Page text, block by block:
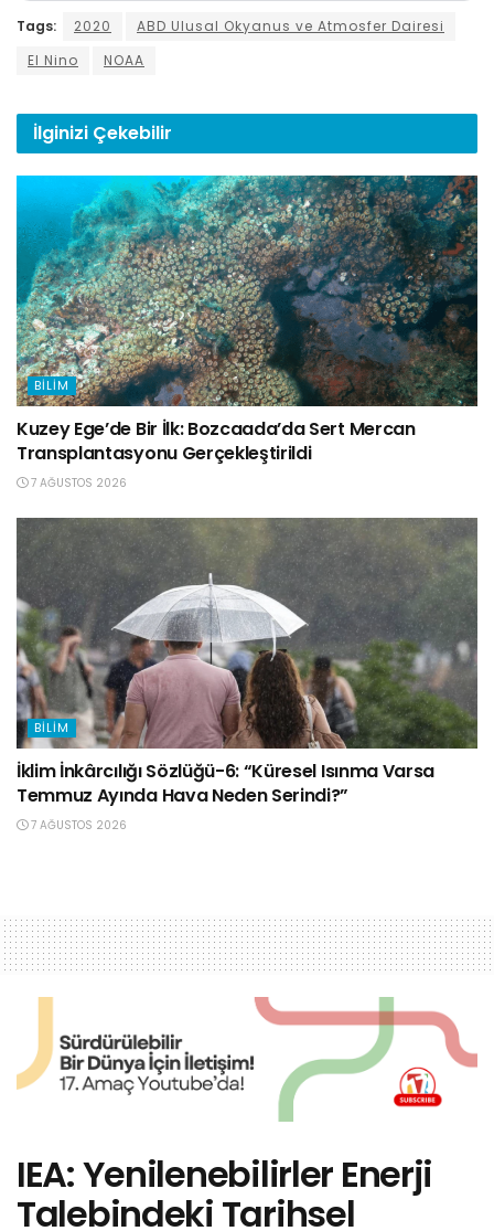
Tags: 2020
ABD Ulusal Okyanus ve Atmosfer Dairesi
El Nino
NOAA
İlginizi Çekebilir
BILIM
Kuzey Ege’de Bir İlk: Bozcaada’da Sert Mercan
Transplantasyonu Gerçekleştirildi
7 AĞUSTOS 2026
BILIM
İklim İnkârcılığı Sözlüğü-6: “Küresel Isınma Varsa
Temmuz Ayında Hava Neden Serindi?”
7 AĞUSTOS 2026
IEA: Yenilenebilirler Enerji
Talebindeki Tarihsel